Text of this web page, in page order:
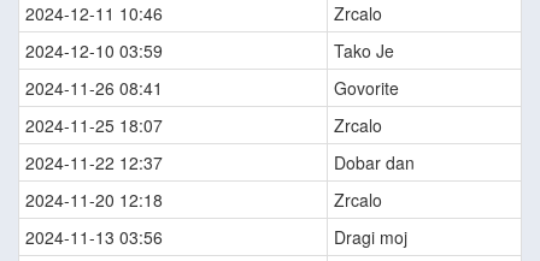
2024-12-11 10:46
Zrcalo
2024-12-10 03:59
Tako Je
2024-11-26 08:41
Govorite
2024-11-25 18:07
Zrcalo
2024-11-22 12:37
Dobar dan
2024-11-20 12:18
Zrcalo
2024-11-13 03:56
Dragi moj